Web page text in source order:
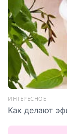
ИНТЕРЕСНОЕ
Как делают